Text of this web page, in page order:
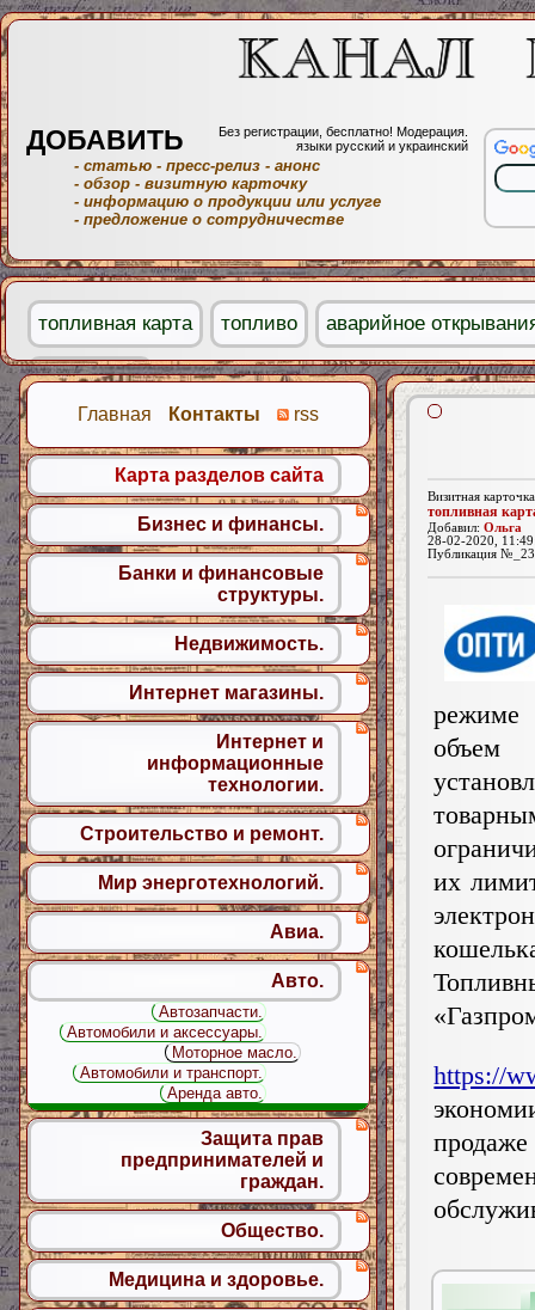
Визитная
топливная
Добавил: Ольга
28-02-2020,
Публикация
объем
их
https://
Главная Контакты rss
Карта разделов сайта
Бизнес и финансы.
Банки и финансовые
структуры.
Недвижимость.
Интернет магазины.
Интернет и
информационные
технологии.
Строительство и ремонт.
Мир энерготехнологий.
Авиа.
Авто.
Автозапчасти.
Автомобили и аксессуары.
Моторное масло.
Автомобили и транспорт.
Аренда авто.
Защита прав
предпринимателей и
граждан.
Общество.
Медицина и здоровье.
ДОБАВИТЬ
Без регистрации, бесплатно! Модерация.
языки русский и украинский
- статью - пресс-релиз - анонс
- обзор - визитную карточку
- информацию о продукции или услуге
- предложение о сотрудничестве
топливная карта топливо аварийное
Volvo XC90